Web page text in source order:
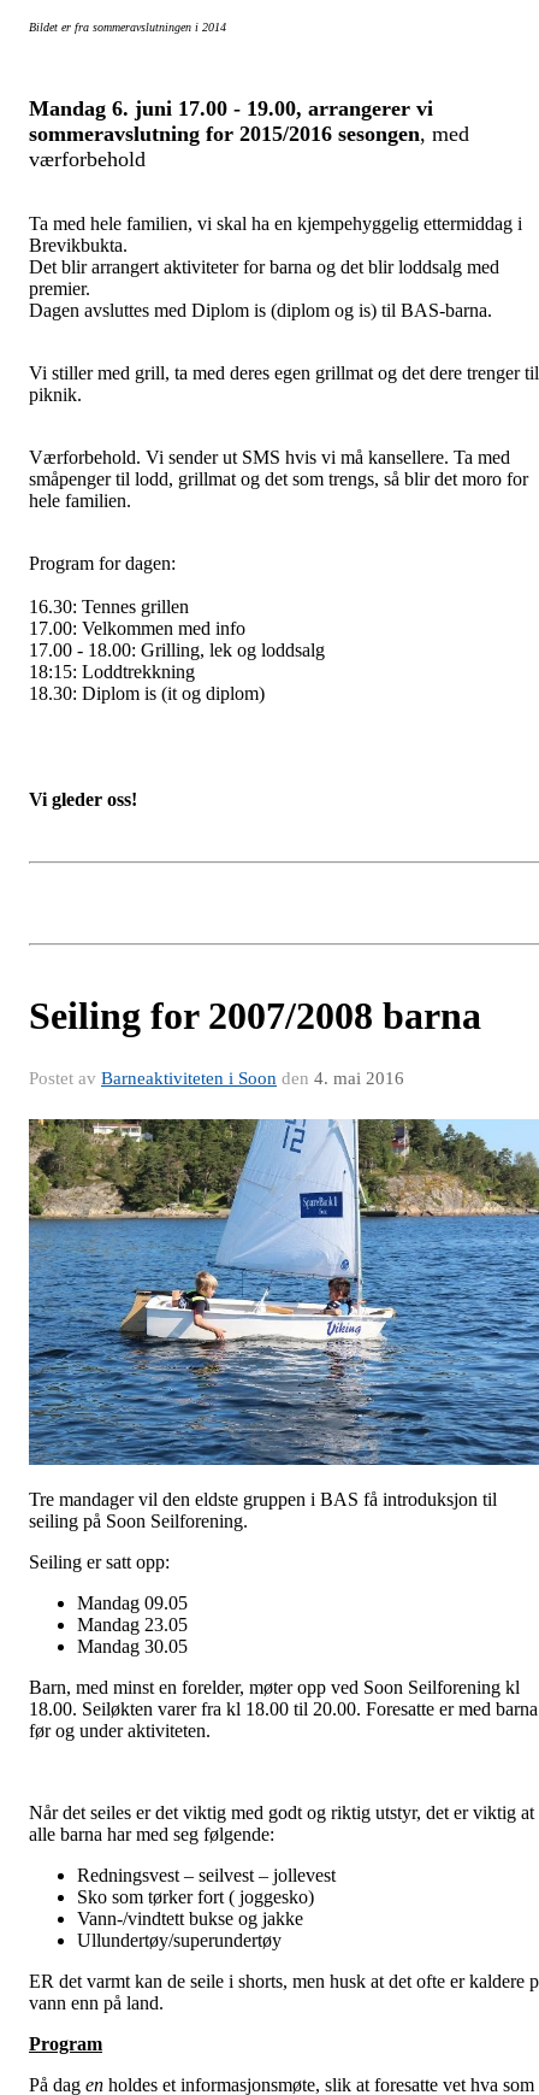
Bildet er fra sommeravslutningen i 2014
Mandag 6. juni 17.00 - 19.00, arrangerer vi
sommeravslutning for 2015/2016 sesongen, med
værforbehold
Ta med hele familien, vi skal ha en kjempehyggelig ettermiddag i
Brevikbukta.
Det blir arrangert aktiviteter for barna og det blir loddsalg med
premier.
Dagen avsluttes med Diplom is (diplom og is) til BAS-barna.
Vi stiller med grill, ta med deres egen grillmat og det dere trenger til
piknik.
Værforbehold. Vi sender ut SMS hvis vi må kansellere. Ta med
småpenger til lodd, grillmat og det som trengs, så blir det moro for
hele familien.
Program for dagen:
16.30: Tennes grillen
17.00: Velkommen med info
17.00 - 18.00: Grilling, lek og loddsalg
18:15: Loddtrekkning
18.30: Diplom is (it og diplom)
Vi gleder oss!
Seiling for 2007/2008 barna
Postet av Barneaktiviteten i Soon den 4. mai 2016
Tre mandager vil den eldste gruppen i BAS få introduksjon til
seiling på Soon Seilforening.
Seiling er satt opp:
Mandag 09.05
Mandag 23.05
Mandag 30.05
Barn, med minst en forelder, møter opp ved Soon Seilforening kl
18.00. Seiløkten varer fra kl 18.00 til 20.00. Foresatte er med barna
før og under aktiviteten.
Når det seiles er det viktig med godt og riktig utstyr, det er viktig at
alle barna har med seg følgende:
Redningsvest – seilvest – jollevest
Sko som tørker fort ( joggesko)
Vann-/vindtett bukse og jakke
Ullundertøy/superundertøy
ER det varmt kan de seile i shorts, men husk at det ofte er kaldere
vann enn på land.
Program
På dag en holdes et informasjonsmøte, slik at foresatte vet hva som